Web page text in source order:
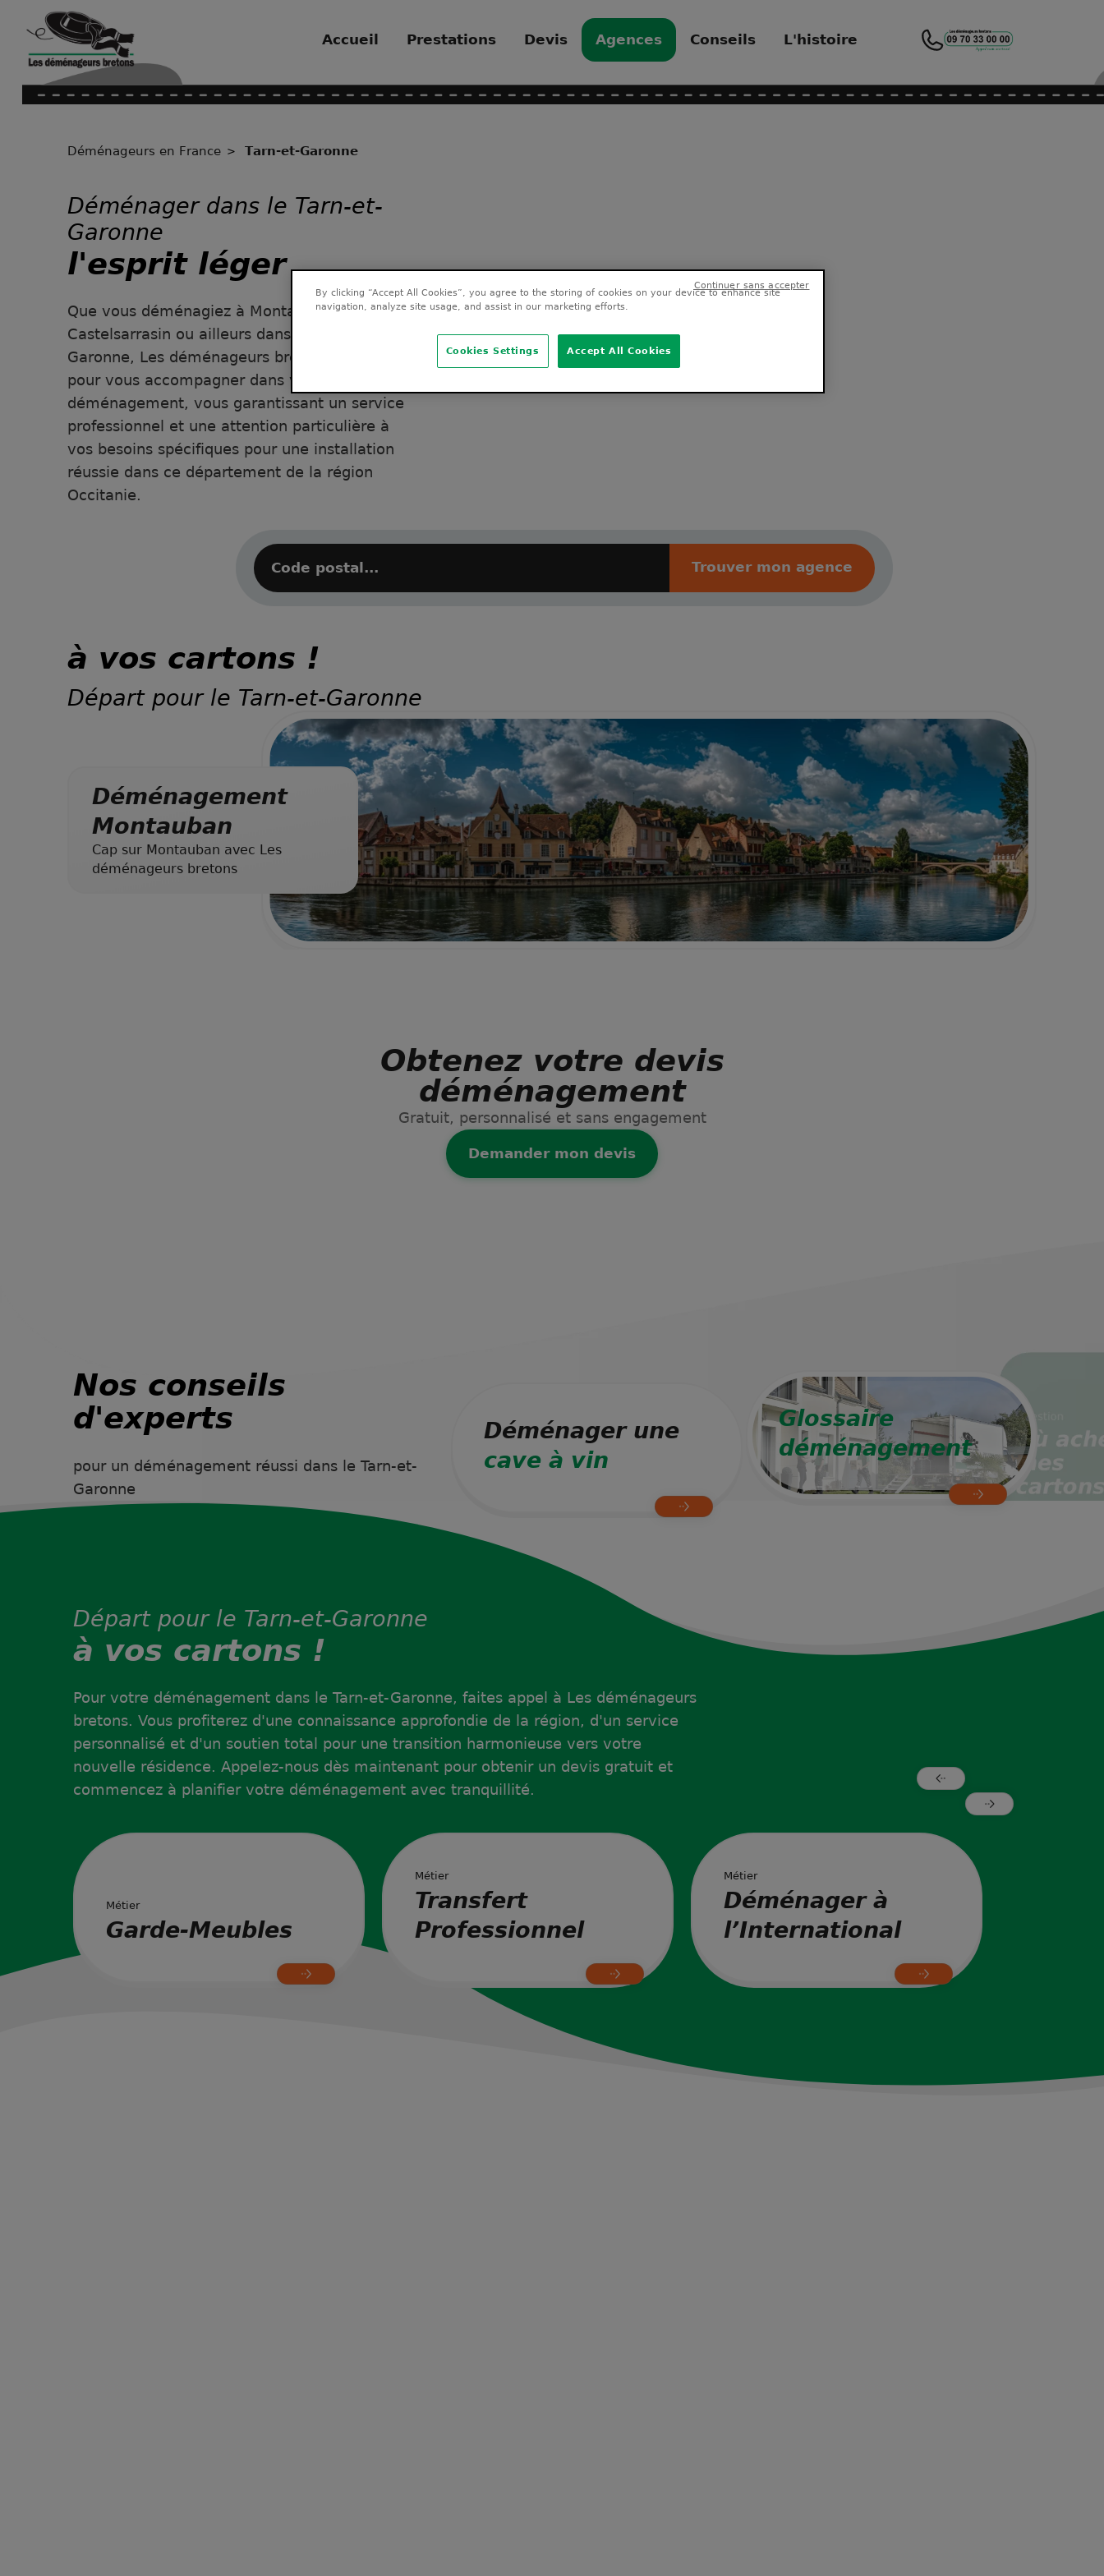
Accueil Prestations Devis Agences Conseils L'histoire
Déménageurs en France Tarn-et-Garonne
Déménager dans le Tarn-et-
Garonne
l'esprit léger
Que vous déménagiez à Montauban, à
Castelsarrasin ou ailleurs dans le Tarn-et-
Garonne, Les déménageurs bretons sont là
pour vous accompagner dans votre projet de
déménagement, vous garantissant un service
professionnel et une attention particulière à
vos besoins spécifiques pour une installation
réussie dans ce département de la région
Occitanie.
Trouver mon agence
à vos cartons !
Départ pour le Tarn-et-Garonne
Déménagement
Montauban
Cap sur Montauban avec Les
déménageurs bretons
Obtenez votre devis
déménagement
Gratuit, personnalisé et sans engagement
Demander mon devis
Nos conseils
d'experts
pour un déménagement réussi dans le Tarn-et-
Garonne
Glossaire
déménagement
Déménager une
cave à vin
Départ pour le Tarn-et-Garonne
à vos cartons !
Pour votre déménagement dans le Tarn-et-Garonne, faites appel à Les déménageurs
bretons. Vous profiterez d'une connaissance approfondie de la région, d'un service
personnalisé et d'un soutien total pour une transition harmonieuse vers votre
nouvelle résidence. Appelez-nous dès maintenant pour obtenir un devis gratuit et
commencez à planifier votre déménagement avec tranquillité.
Métier
Garde-Meubles
Métier
Transfert
Professionnel
Métier
Déménager à
l’International
By clicking “Accept All Cookies”, you agree to the storing of cookies on your device to enhance site
navigation, analyze site usage, and assist in our marketing efforts.
Accept All Cookies
Cookies Settings